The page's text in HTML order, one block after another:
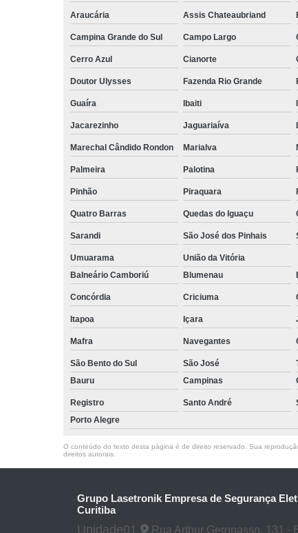
Araucária Assis Chateaubriand
Campina Grande do Sul Campo Largo
Cerro Azul Cianorte
Doutor Ulysses Fazenda Rio Grande
Guaíra Ibaiti
Jacarezinho Jaguariaíva
Marechal Cândido Rondon Marialva
Palmeira Palotina
Pinhão Piraquara
Quatro Barras Quedas do Iguaçu
Sarandi São José dos Pinhais
Umuarama
União da Vitória
Balneário Camboriú
Blumenau
Concórdia Criciuma
Itapoa Içara
Mafra Navegantes
São Bento do Sul São José
Bauru
Campinas
Registro Santo André
Porto Alegre
O conteúdo do texto desta página é de direito reservado. Sua
direitos autorais
Grupo Lasetronik Empresa de Segurança
Curitiba
Unidade01 Rua Arthur Geronasso, 131 -